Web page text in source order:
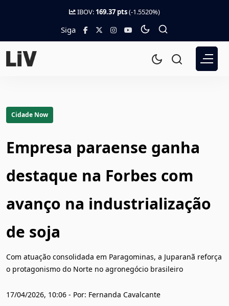
IBOV: 169.37 pts(-1.5520%)
Siga
Cidade Now
Empresa paraense ganha
destaque na Forbes com
avanço na industrialização
de soja
Com atuação consolidada em Paragominas, a Juparanã reforça
o protagonismo do Norte no agronegócio brasileiro
17/04/2026, 10:06 - Por: Fernanda Cavalcante